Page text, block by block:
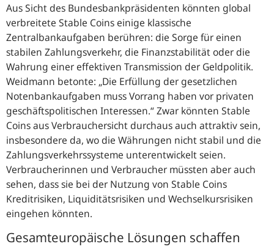
G7
Treffen
Olaf
Scholz
im
Gespräch
Aus Sicht des Bundesbankpräsidenten könnten global
verbreitete Stable Coins einige klassische
Zentralbankaufgaben berühren: die Sorge für einen
stabilen Zahlungsverkehr, die Finanzstabilität oder die
Wahrung einer effektiven Transmission der Geldpolitik.
Weidmann betonte: „Die Erfüllung der gesetzlichen
Notenbankaufgaben muss Vorrang haben vor privaten
geschäftspolitischen Interessen.“Zwar könnten Stable
Coinsaus Verbrauchersicht durchaus auch attraktiv sein,
insbesondere da, wo die Währungen nicht stabil und die
Zahlungsverkehrssysteme unterentwickelt seien.
Verbraucherinnen und Verbraucher müssten aber auch
sehen, dass sie bei der Nutzung von Stable Coins
Kreditrisiken, Liquiditätsrisiken und Wechselkursrisiken
eingehen könnten.
Gesamteuropäische Lösungen schaffen